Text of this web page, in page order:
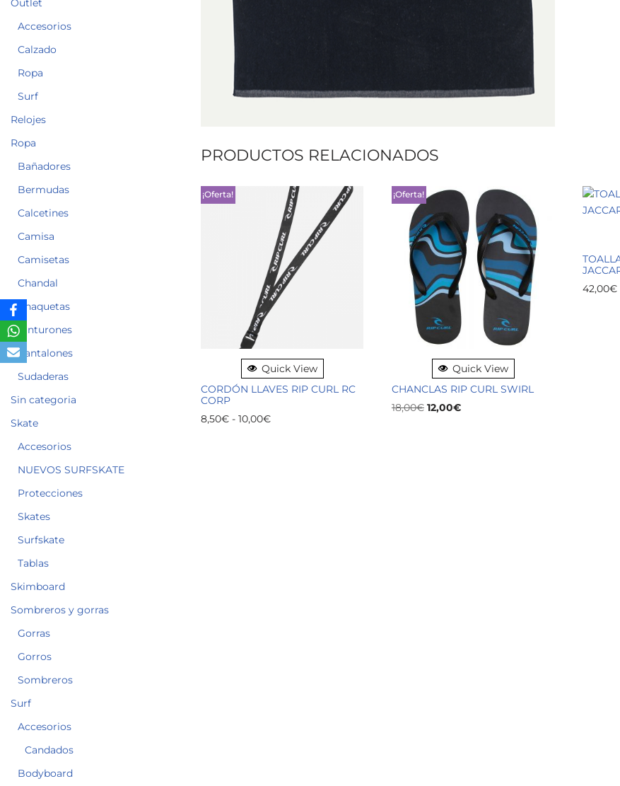
Outlet
Accesorios
Calzado
Ropa
Surf
Relojes
Ropa
Bañadores
Bermudas
Calcetines
Camisa
Camisetas
Chandal
Chaquetas
Cinturones
Pantalones
Sudaderas
Sin categoria
Skate
Accesorios
NUEVOS SURFSKATE
Protecciones
Skates
Surfskate
Tablas
Skimboard
Sombreros y gorras
Gorras
Gorros
Sombreros
Surf
Accesorios
Candados
Bodyboard
PRODUCTOS RELACIONADOS
¡Oferta!
Quick View
CORDÓN LLAVES RIP CURL RC
CORP
8,50€ - 10,00€
¡Oferta!
Quick View
CHANCLAS RIP CURL SWIRL
18,00€ 12,00€
42,00€